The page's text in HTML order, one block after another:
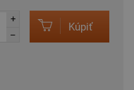
+
–
Kúpiť